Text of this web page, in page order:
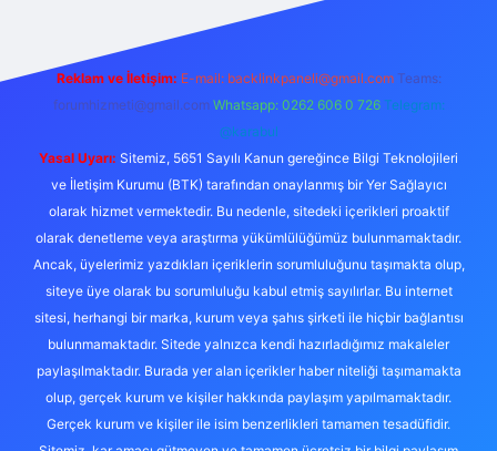
Reklam ve İletişim: E-mail: backlinkpaneli@gmail.com Teams:
forumhizmeti@gmail.com Whatsapp: 0262 606 0 726 Telegram:
@karabul
Yasal Uyarı: Sitemiz, 5651 Sayılı Kanun gereğince Bilgi Teknolojileri
ve İletişim Kurumu (BTK) tarafından onaylanmış bir Yer Sağlayıcı
olarak hizmet vermektedir. Bu nedenle, sitedeki içerikleri proaktif
olarak denetleme veya araştırma yükümlülüğümüz bulunmamaktadır.
Ancak, üyelerimiz yazdıkları içeriklerin sorumluluğunu taşımakta olup,
siteye üye olarak bu sorumluluğu kabul etmiş sayılırlar. Bu internet
sitesi, herhangi bir marka, kurum veya şahıs şirketi ile hiçbir bağlantısı
bulunmamaktadır. Sitede yalnızca kendi hazırladığımız makaleler
paylaşılmaktadır. Burada yer alan içerikler haber niteliği taşımamakta
olup, gerçek kurum ve kişiler hakkında paylaşım yapılmamaktadır.
Gerçek kurum ve kişiler ile isim benzerlikleri tamamen tesadüfidir.